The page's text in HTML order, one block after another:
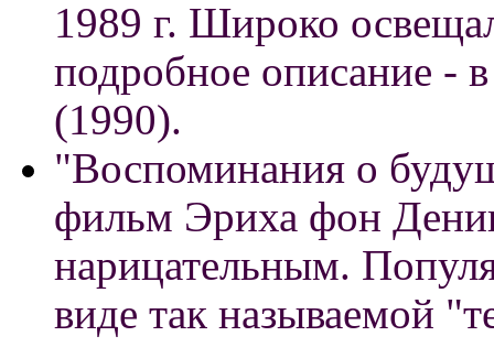
1989 г. Широко
подробное описание -
(1990).
"Воспоминания о
фильм Эриха фон
нарицательным.
виде так называемой